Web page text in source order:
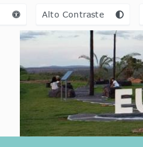
[alt+3] Ir para o rodapé [alt+4]
Alto Contraste